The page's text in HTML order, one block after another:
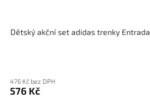
Dětský akční set adidas trenky
476 Kč bez DPH
576 Kč